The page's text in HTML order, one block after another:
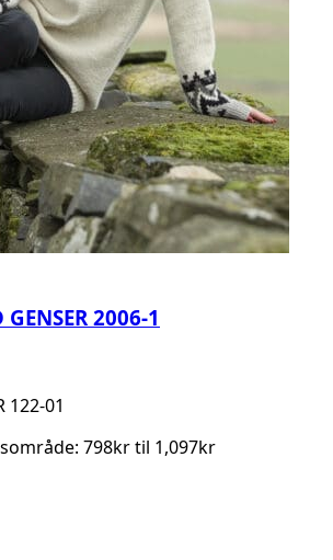
2006-1
122-01
798kr til 1,097kr